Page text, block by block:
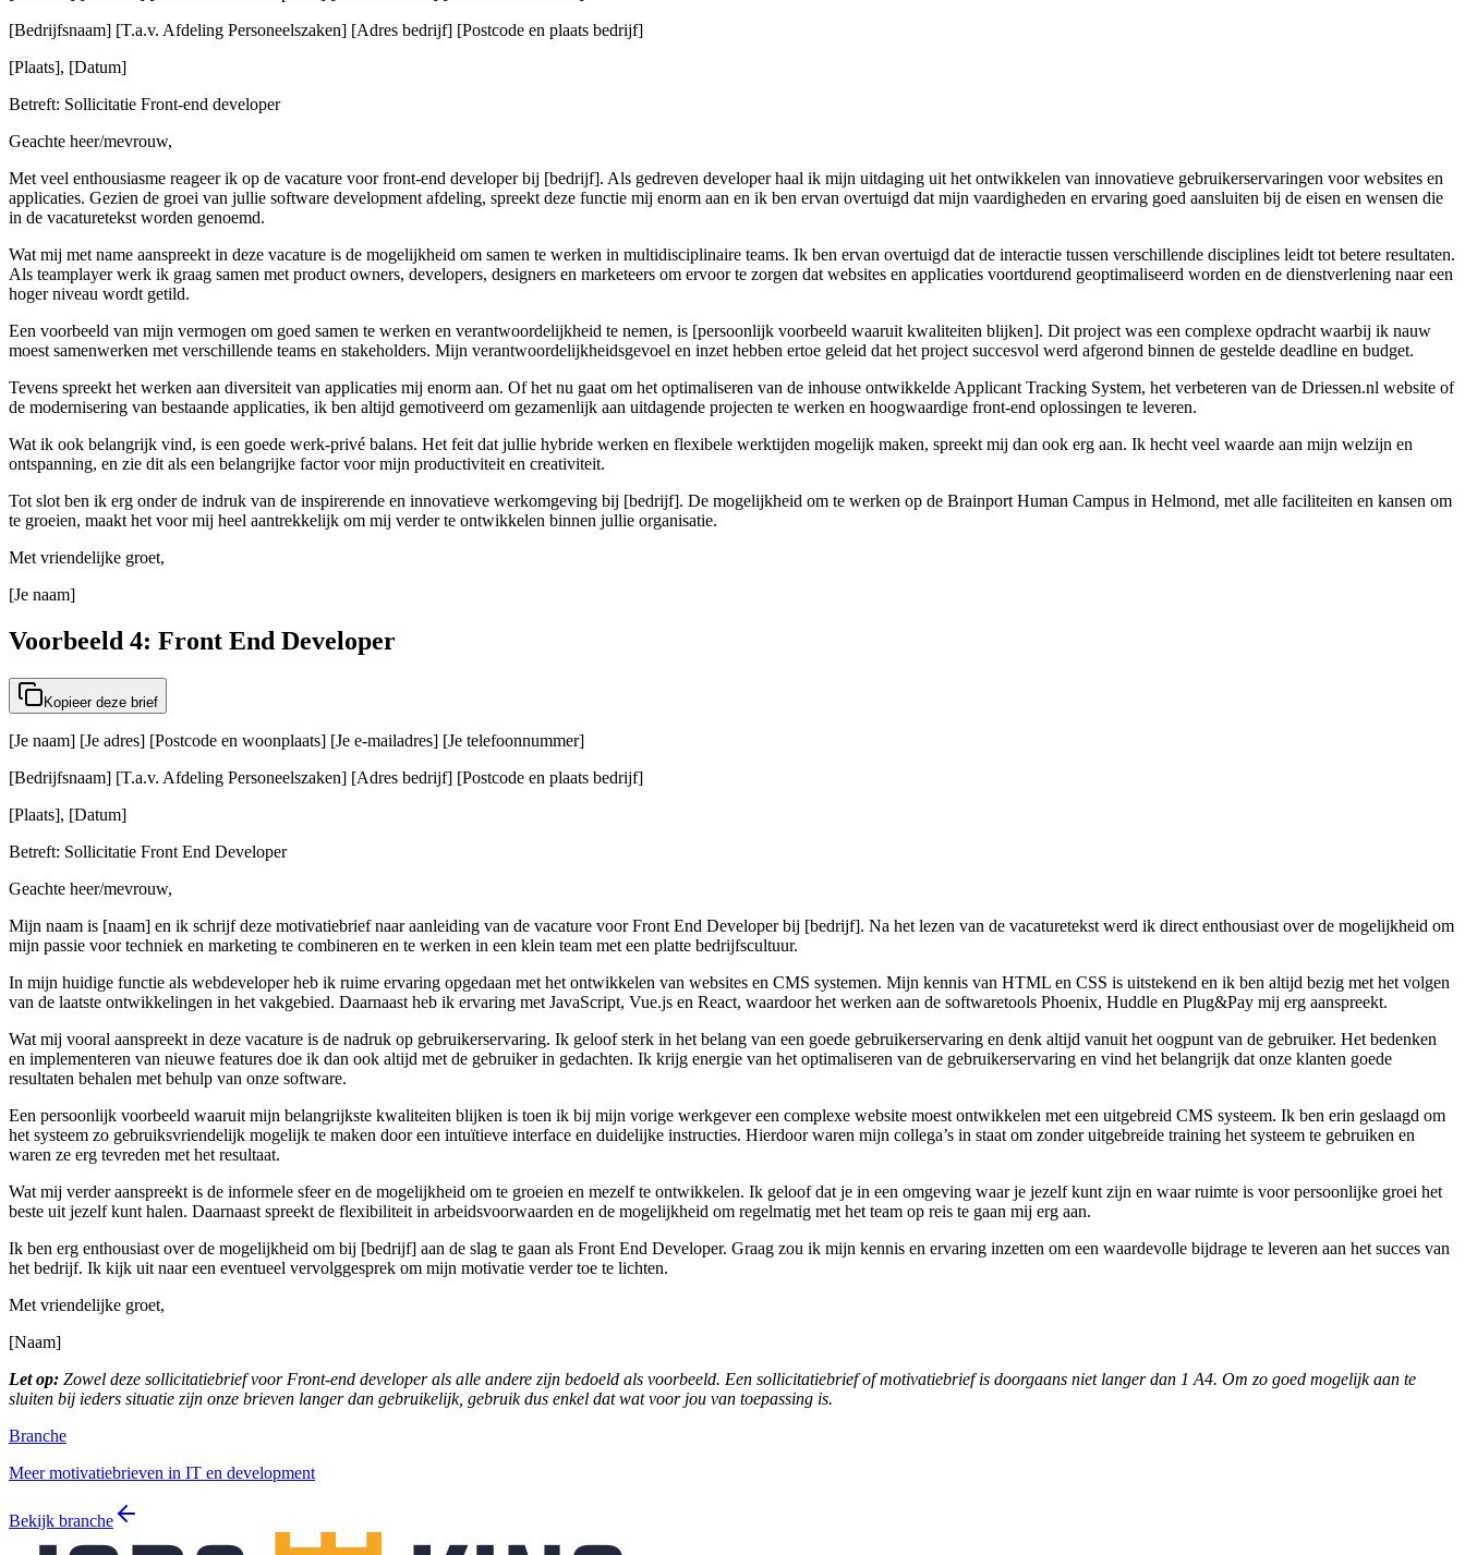
[Bedrijfsnaam] [T.a.v. Afdeling Personeelszaken] [Adres bedrijf] [Postcode en plaats bedrijf]
[Plaats], [Datum]
Betreft: Sollicitatie Front-end developer
Geachte heer/mevrouw,
Met veel enthousiasme reageer ik op de vacature voor front-end developer bij [bedrijf]. Als gedreven developer haal ik mijn uitdaging uit het ontwikkelen van innovatieve gebruikerservaringen voor websites en
applicaties. Gezien de groei van jullie software development afdeling, spreekt deze functie mij enorm aan en ik ben ervan overtuigd dat mijn vaardigheden en ervaring goed aansluiten bij de eisen en wensen die
in de vacaturetekst worden genoemd.
Wat mij met name aanspreekt in deze vacature is de mogelijkheid om samen te werken in multidisciplinaire teams. Ik ben ervan overtuigd dat de interactie tussen verschillende disciplines leidt tot betere resultaten.
Als teamplayer werk ik graag samen met product owners, developers, designers en marketeers om ervoor te zorgen dat websites en applicaties voortdurend geoptimaliseerd worden en de dienstverlening naar een
hoger niveau wordt getild.
Een voorbeeld van mijn vermogen om goed samen te werken en verantwoordelijkheid te nemen, is [persoonlijk voorbeeld waaruit kwaliteiten blijken]. Dit project was een complexe opdracht waarbij ik nauw
moest samenwerken met verschillende teams en stakeholders. Mijn verantwoordelijkheidsgevoel en inzet hebben ertoe geleid dat het project succesvol werd afgerond binnen de gestelde deadline en budget.
Tevens spreekt het werken aan diversiteit van applicaties mij enorm aan. Of het nu gaat om het optimaliseren van de inhouse ontwikkelde Applicant Tracking System, het verbeteren van de Driessen.nl website of
de modernisering van bestaande applicaties, ik ben altijd gemotiveerd om gezamenlijk aan uitdagende projecten te werken en hoogwaardige front-end oplossingen te leveren.
Wat ik ook belangrijk vind, is een goede werk-privé balans. Het feit dat jullie hybride werken en flexibele werktijden mogelijk maken, spreekt mij dan ook erg aan. Ik hecht veel waarde aan mijn welzijn en
ontspanning, en zie dit als een belangrijke factor voor mijn productiviteit en creativiteit.
Tot slot ben ik erg onder de indruk van de inspirerende en innovatieve werkomgeving bij [bedrijf]. De mogelijkheid om te werken op de Brainport Human Campus in Helmond, met alle faciliteiten en kansen om
te groeien, maakt het voor mij heel aantrekkelijk om mij verder te ontwikkelen binnen jullie organisatie.
Met vriendelijke groet,
[Je naam]
Voorbeeld 4: Front End Developer
Kopieer deze brief
[Je naam] [Je adres] [Postcode en woonplaats] [Je e-mailadres] [Je telefoonnummer]
[Bedrijfsnaam] [T.a.v. Afdeling Personeelszaken] [Adres bedrijf] [Postcode en plaats bedrijf]
[Plaats], [Datum]
Betreft: Sollicitatie Front End Developer
Geachte heer/mevrouw,
Mijn naam is [naam] en ik schrijf deze motivatiebrief naar aanleiding van de vacature voor Front End Developer bij [bedrijf]. Na het lezen van de vacaturetekst werd ik direct enthousiast over de mogelijkheid om
mijn passie voor techniek en marketing te combineren en te werken in een klein team met een platte bedrijfscultuur.
In mijn huidige functie als webdeveloper heb ik ruime ervaring opgedaan met het ontwikkelen van websites en CMS systemen. Mijn kennis van HTML en CSS is uitstekend en ik ben altijd bezig met het volgen
van de laatste ontwikkelingen in het vakgebied. Daarnaast heb ik ervaring met JavaScript, Vue.js en React, waardoor het werken aan de softwaretools Phoenix, Huddle en Plug&Pay mij erg aanspreekt.
Wat mij vooral aanspreekt in deze vacature is de nadruk op gebruikerservaring. Ik geloof sterk in het belang van een goede gebruikerservaring en denk altijd vanuit het oogpunt van de gebruiker. Het bedenken
en implementeren van nieuwe features doe ik dan ook altijd met de gebruiker in gedachten. Ik krijg energie van het optimaliseren van de gebruikerservaring en vind het belangrijk dat onze klanten goede
resultaten behalen met behulp van onze software.
Een persoonlijk voorbeeld waaruit mijn belangrijkste kwaliteiten blijken is toen ik bij mijn vorige werkgever een complexe website moest ontwikkelen met een uitgebreid CMS systeem. Ik ben erin geslaagd om
het systeem zo gebruiksvriendelijk mogelijk te maken door een intuïtieve interface en duidelijke instructies. Hierdoor waren mijn collega’s in staat om zonder uitgebreide training het systeem te gebruiken en
waren ze erg tevreden met het resultaat.
Wat mij verder aanspreekt is de informele sfeer en de mogelijkheid om te groeien en mezelf te ontwikkelen. Ik geloof dat je in een omgeving waar je jezelf kunt zijn en waar ruimte is voor persoonlijke groei het
beste uit jezelf kunt halen. Daarnaast spreekt de flexibiliteit in arbeidsvoorwaarden en de mogelijkheid om regelmatig met het team op reis te gaan mij erg aan.
Ik ben erg enthousiast over de mogelijkheid om bij [bedrijf] aan de slag te gaan als Front End Developer. Graag zou ik mijn kennis en ervaring inzetten om een waardevolle bijdrage te leveren aan het succes van
het bedrijf. Ik kijk uit naar een eventueel vervolggesprek om mijn motivatie verder toe te lichten.
Met vriendelijke groet,
[Naam]
Let op: Zowel deze sollicitatiebrief voor Front-end developer als alle andere zijn bedoeld als voorbeeld. Een sollicitatiebrief of motivatiebrief is doorgaans niet langer dan 1 A4. Om zo goed mogelijk aan te
sluiten bij ieders situatie zijn onze brieven langer dan gebruikelijk, gebruik dus enkel dat wat voor jou van toepassing is.
Branche
Meer motivatiebrieven in IT en development
Bekijk branche